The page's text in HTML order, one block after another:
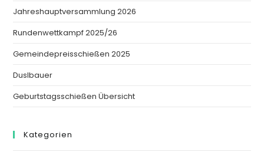
Jahreshauptversammlung 2026
Rundenwettkampf 2025/26
Gemeindepreisschießen 2025
Duslbauer
Geburtstagsschießen Übersicht
Kategorien